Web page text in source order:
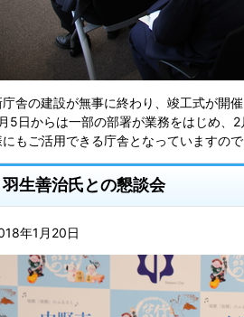
舎の建設が無事に終わり、竣工式が開催
5日からは一部の部署が業務をはじめ、
もご活用できる庁舎となっていますの
羽生善治氏との懇談会
年1月20日